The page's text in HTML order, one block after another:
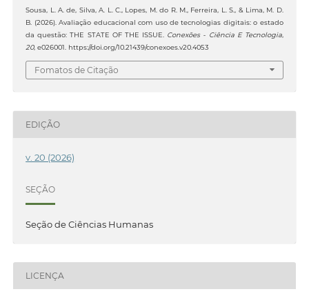
Sousa, L. A. de, Silva, A. L. C., Lopes, M. do R. M., Ferreira, L. S., & Lima, M. D.
B. (2026). Avaliação educacional com uso de tecnologias digitais: o estado
da questão: THE STATE OF THE ISSUE. Conexões - Ciência E Tecnologia,
20, e026001. https://doi.org/10.21439/conexoes.v20.4053
Fomatos de Citação
EDIÇÃO
v. 20 (2026)
SEÇÃO
Seção de Ciências Humanas
LICENÇA